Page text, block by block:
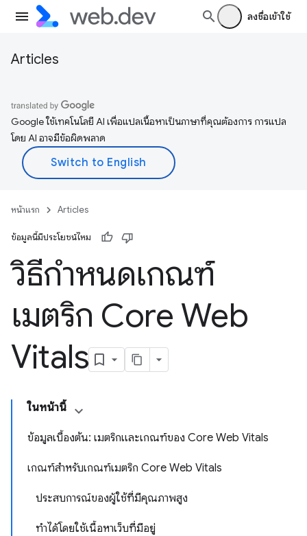
ลงชื่อเข้าใช้
Articles
Google ใช้เทคโนโลยี AI เพื่อแปลเนื้อหาเป็นภาษาที่คุณต้องการ การแปล
โดย AI อาจมีข้อผิดพลาด
หน้าแรก Articles
ข้อมูลนี้มีประโยชน์ไหม
วิธีกำหนดเกณฑ์
เมตริก Core Web
Vitals
ในหน้านี้
ข้อมูลเบื้องต้น: เมตริกและเกณฑ์ของ Core Web Vitals
เกณฑ์สำหรับเกณฑ์เมตริก Core Web Vitals
ประสบการณ์ของผู้ใช้ที่มีคุณภาพสูง
ทำได้โดยใช้เนื้อหาเว็บที่มีอยู่